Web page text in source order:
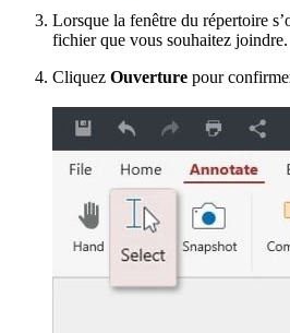
Lorsque la fenêtre du répertoire
fichier que vous souhaitez joindre.
Cliquez Ouverture pour